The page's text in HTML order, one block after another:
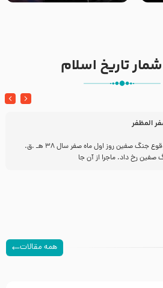
تاریخ اسلام
1ـ وقوع جنگ صفین روز اول ماه صفر سال 38 هـ .ق.
صفین رخ داد. ماجرا از آن جا
همه مقالات